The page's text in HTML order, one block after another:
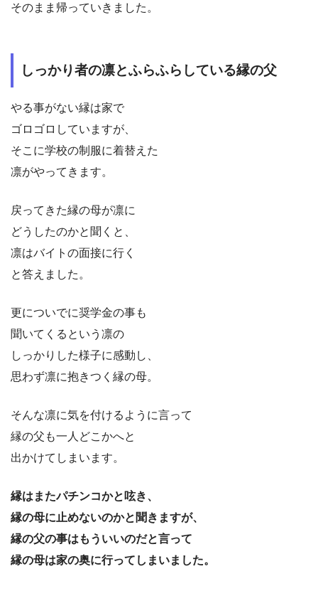
そのまま帰っていきました。
しっかり者の凛とふらふらしている縁の父
やる事がない縁は家で
ゴロゴロしていますが、
そこに学校の制服に着替えた
凛がやってきます。
戻ってきた縁の母が凛に
どうしたのかと聞くと、
凛はバイトの面接に行く
と答えました。
更についでに奨学金の事も
聞いてくるという凛の
しっかりした様子に感動し、
思わず凛に抱きつく縁の母。
そんな凛に気を付けるように言って
縁の父も一人どこかへと
出かけてしまいます。
縁はまたパチンコかと呟き、
縁の母に止めないのかと聞きますが、
縁の父の事はもういいのだと言って
縁の母は家の奥に行ってしまいました。